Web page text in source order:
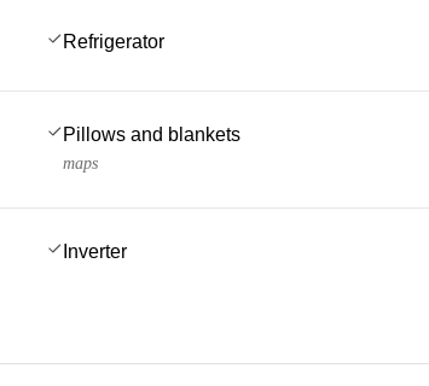
Refrigerator
Pillows and blankets
maps
Inverter